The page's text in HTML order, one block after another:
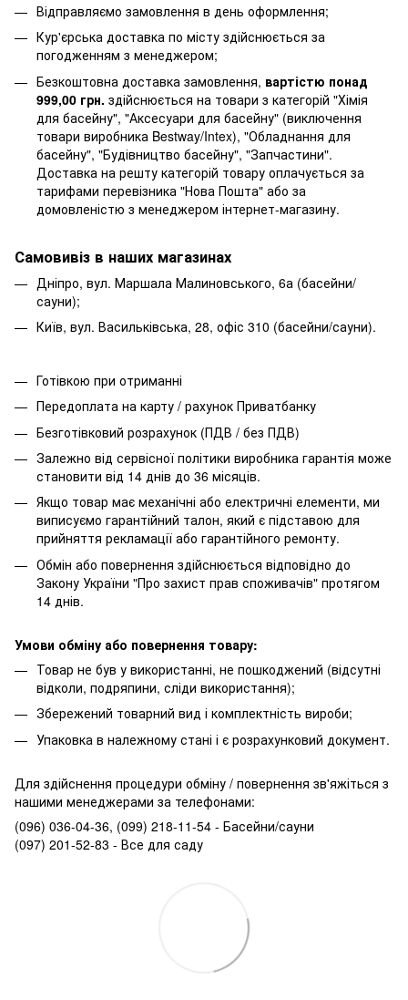
Відправляємо замовлення в день оформлення;
Кур'єрська доставка по місту здійснюється за
погодженням з менеджером;
Безкоштовна доставка замовлення, вартістю понад
999,00 грн. здійснюється на товари з категорій "Хімія
для басейну", "Аксесуари для басейну" (виключення
товари виробника Bestway/Intex), "Обладнання для
басейну", "Будівництво басейну", "Запчастини".
Доставка на решту категорій товару оплачується за
тарифами перевізника "Нова Пошта" або за
домовленістю з менеджером інтернет-магазину.
Самовивіз в наших магазинах
Дніпро, вул. Маршала Малиновського, 6а (басейни/
сауни);
Київ, вул. Васильківська, 28, офіс 310 (басейни/сауни).
Готівкою при отриманні
Передоплата на карту / рахунок Приватбанку
Безготівковий розрахунок (ПДВ / без ПДВ)
Залежно від сервісної політики виробника гарантія може
становити від 14 днів до 36 місяців.
Якщо товар має механічні або електричні елементи, ми
виписуємо гарантійний талон, який є підставою для
прийняття рекламації або гарантійного ремонту.
Обмін або повернення здійснюється відповідно до
Закону України "Про захист прав споживачів" протягом
14 днів.
Умови обміну або повернення товару:
Товар не був у використанні, не пошкоджений (відсутні
відколи, подряпини, сліди використання);
Збережений товарний вид і комплектність вироби;
Упаковка в належному стані і є розрахунковий документ.
Для здійснення процедури обміну / повернення зв'яжіться з
нашими менеджерами за телефонами:
(096) 036-04-36, (099) 218-11-54 - Басейни/сауни
(097) 201-52-83 - Все для саду